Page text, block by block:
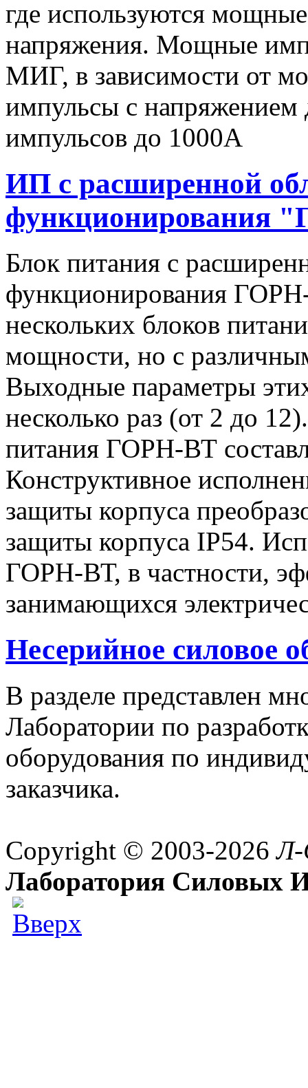
где используются
напряжения. Мощные
МИГ, в зависимости от
импульсы c
импульсов до 1000А
ИП с расширенной
функционирования
Блок питания с
функционирования
нескольких блоков
мощности, но с
Выходные параметры
несколько раз (от 2 до
питания ГОРН-ВТ
Конструктивное
защиты корпуса
защиты корпуса IP54.
ГОРН-ВТ, в частности,
занимающихся
Несерийное силовое
В разделе представлен
Лаборатории по
оборудования по
заказчика.
Copyright © 2003-2026
Лаборатория Силовых